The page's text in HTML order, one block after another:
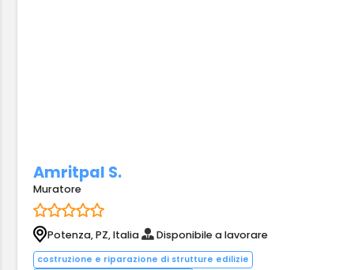
Amritpal S.
Muratore
Potenza, PZ, Italia Disponibile a lavorare
costruzione e riparazione di strutture edilizie